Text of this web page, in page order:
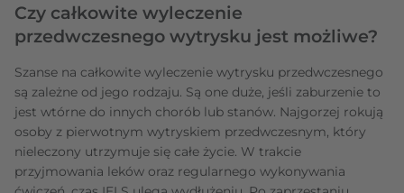
Czy całkowite wyleczenie
przedwczesnego wytrysku jest możliwe?
Szanse na całkowite wyleczenie wytrysku przedwczesnego
są zależne od jego rodzaju. Są one duże, jeśli zaburzenie to
jest wtórne do innych chorób lub stanów. Najgorzej rokują
osoby z pierwotnym wytryskiem przedwczesnym, który
nieleczony utrzymuje się całe życie. W trakcie
przyjmowania leków oraz regularnego wykonywania